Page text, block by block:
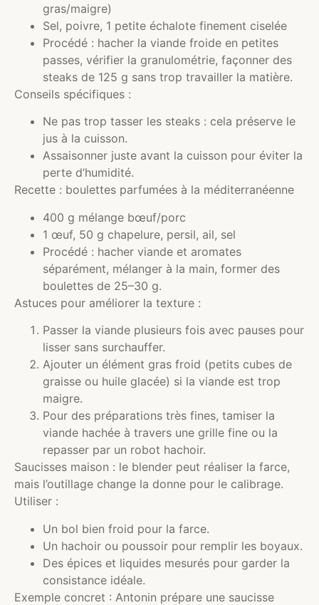
gras/maigre)
Sel, poivre, 1 petite échalote finement ciselée
Procédé : hacher la viande froide en petites
passes, vérifier la granulométrie, façonner des
steaks de 125 g sans trop travailler la matière.
Conseils spécifiques :
Ne pas trop tasser les steaks : cela préserve le
jus à la cuisson.
Assaisonner juste avant la cuisson pour éviter la
perte d’humidité.
Recette : boulettes parfumées à la méditerranéenne
400 g mélange bœuf/porc
1 œuf, 50 g chapelure, persil, ail, sel
Procédé : hacher viande et aromates
séparément, mélanger à la main, former des
boulettes de 25–30 g.
Astuces pour améliorer la texture :
Passer la viande plusieurs fois avec pauses pour
lisser sans surchauffer.
Ajouter un élément gras froid (petits cubes de
graisse ou huile glacée) si la viande est trop
maigre.
Pour des préparations très fines, tamiser la
viande hachée à travers une grille fine ou la
repasser par un robot hachoir.
Saucisses maison : le blender peut réaliser la farce,
mais l’outillage change la donne pour le calibrage.
Utiliser :
Un bol bien froid pour la farce.
Un hachoir ou poussoir pour remplir les boyaux.
Des épices et liquides mesurés pour garder la
consistance idéale.
Exemple concret : Antonin prépare une saucisse